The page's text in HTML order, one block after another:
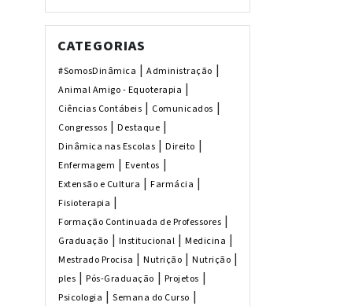
CATEGORIAS
#SomosDinâmica | Administração |
Animal Amigo - Equoterapia |
Ciências Contábeis | Comunicados |
Congressos | Destaque |
Dinâmica nas Escolas | Direito |
Enfermagem | Eventos |
Extensão e Cultura | Farmácia |
Fisioterapia |
Formação Continuada de Professores |
Graduação | Institucional | Medicina |
Mestrado Procisa | Nutrição | Nutrição |
ples | Pós-Graduação | Projetos |
Psicologia | Semana do Curso |